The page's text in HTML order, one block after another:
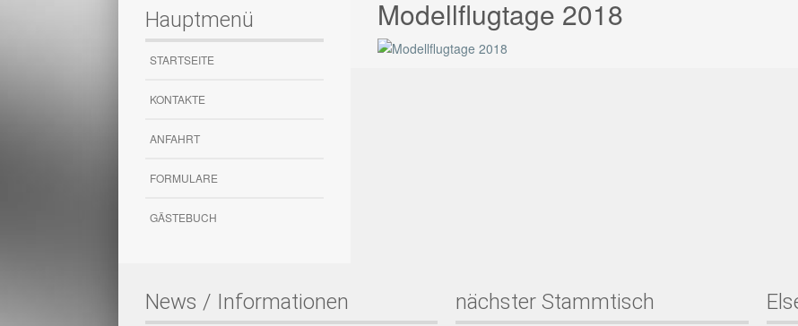
Hauptmenü
STARTSEITE
KONTAKTE
ANFAHRT
FORMULARE
GÄSTEBUCH
Modellflugtage 2018
News / Informationen nächster Stammtisch